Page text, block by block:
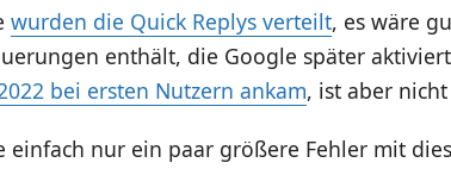
wurden die Quick Replys verteilt, es wäre
enthält, die Google später
bei ersten Nutzern ankam, ist aber
einfach nur ein paar größere Fehler mit